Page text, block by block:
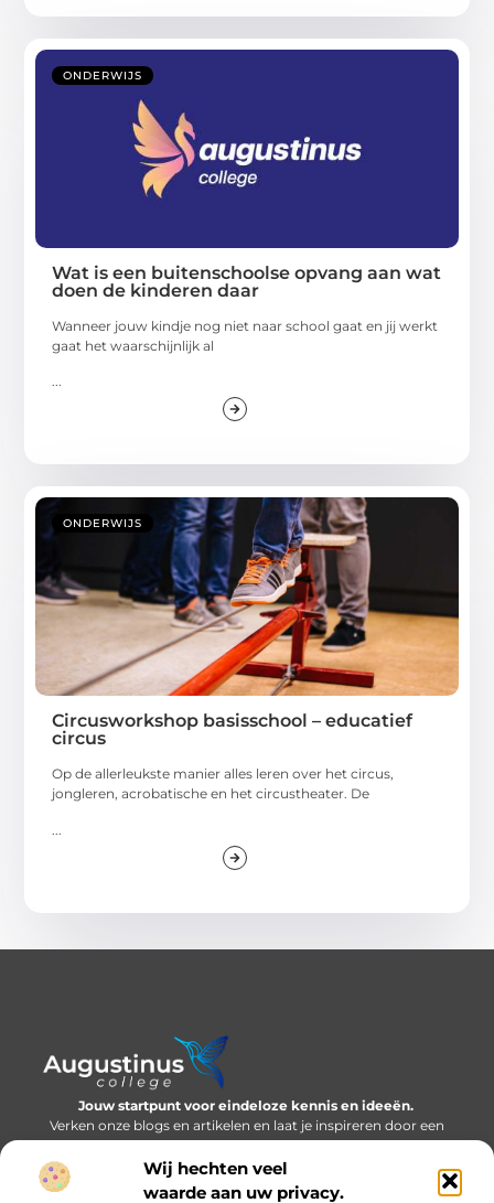
Wij hechten veel
waarde aan uw privacy.
ONDERWIJS
Wat is een buitenschoolse opvang aan wat
doen de kinderen daar
Wanneer jouw kindje nog niet naar school gaat en jij werkt
gaat het waarschijnlijk al
...
ONDERWIJS
Circusworkshop basisschool – educatief
circus
Op de allerleukste manier alles leren over het circus,
jongleren, acrobatische en het circustheater. De
Jouw startpunt voor eindeloze kennis en ideeën.
Verken onze blogs en artikelen en laat je inspireren door een
wereld vol inzichten.
Bericht categorie